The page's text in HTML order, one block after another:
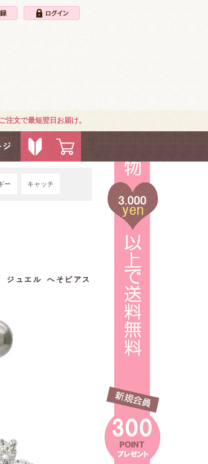
注文で最短翌日お届け。
ー キャッチ
ュエル へそピアス